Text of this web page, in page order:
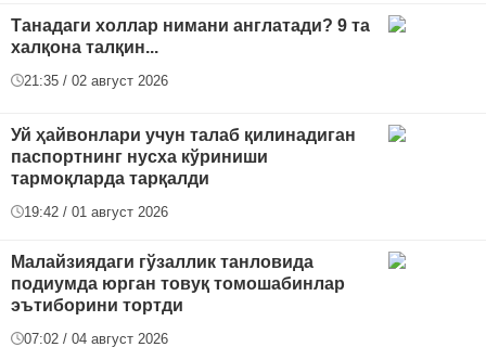
Танадаги холлар нимани англатади? 9 та
халқона талқин...
21:35 / 02 август 2026
Уй ҳайвонлари учун талаб қилинадиган
паспортнинг нусха кўриниши
тармоқларда тарқалди
19:42 / 01 август 2026
Малайзиядаги гўзаллик танловида
подиумда юрган товуқ томошабинлар
эътиборини тортди
07:02 / 04 август 2026